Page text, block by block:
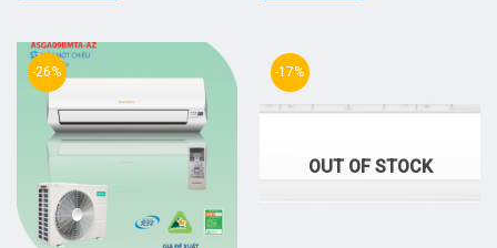
-26% -17%
OUT OF STOCK